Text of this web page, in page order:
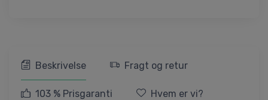
Beskrivelse Fragt og retur
103 % Prisgaranti Hvem er vi?